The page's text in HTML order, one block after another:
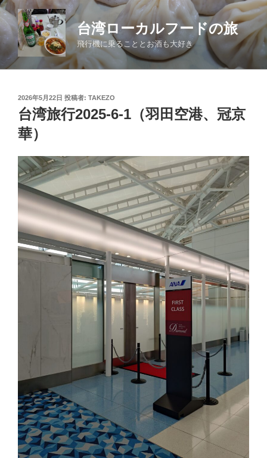
コ
テ
ン
台湾ローカルフードの旅
飛行機に乗ることとお酒も大好き
投
稿
日:
2026年5月22日 投稿者: TAKEZO
台湾旅行2025-6-1（羽田空港、冠京
華）